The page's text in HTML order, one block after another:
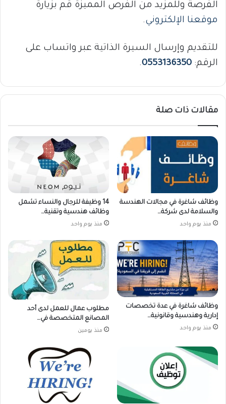
الفرصة وللمزيد من الفرص المميزة قم بزيارة
موقعنا الإلكتروني.
للتقديم وإرسال السيرة الذاتية عبر واتساب على
الرقم: 0553136350
.
مقالات ذات صلة
وظائف شاغرة في مجالات الهندسة
والسلامة لدى شركة…
منذ يوم واحد
14 وظيفة للرجال والنساء تشمل
وظائف هندسية وتقنية…
منذ يوم واحد
وظائف شاغرة في عدة تخصصات
إدارية وهندسية وقانونية…
منذ يوم واحد
مطلوب عمال للعمل لدى أحد
المصانع المتخصصة في…
منذ يومين